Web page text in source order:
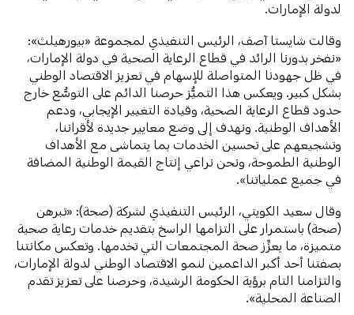
لدولة الإمارات.
وقالت شايستا آصف، الرئيس التنفيذي لمجموعة «بيورهيلث»:
«نفخر بدورنا الرائد في قطاع الرعاية الصحية في دولة الإمارات،
في ظل جهودنا المتواصلة للإسهام في تعزيز الاقتصاد الوطني
بشكل كبير. ويعكس هذا التميُّز حرصنا الدائم على التوسُّع خارج
حدود قطاع الرعاية الصحية، وقيادة التغيير الإيجابي، ودعم
الأهداف الوطنية. ونهدف إلى وضع معايير جديدة لأقراننا،
وتشجيعهم على تحسين الخدمات بما يتماشى مع الأهداف
الوطنية الطموحة، ونحن نراعي إنتاج القيمة الوطنية المضافة
في جميع عملياتنا».
وقال سعيد الكويتي، الرئيس التنفيذي لشركة (صحة): «تبرهن
(صحة) باستمرار على التزامها الراسخ بتقديم خدمات رعاية صحية
متميزة، ما يعزِّز صحة المجتمعات التي تخدمها. وتعكس مكانتنا
بصفتنا أحد أكبر الداعمين لنمو الاقتصاد الوطني لدولة الإمارات،
والتزامنا التام برؤية الحكومة الرشيدة، وحرصنا على تعزيز تقدم
الصناعة المحلية».